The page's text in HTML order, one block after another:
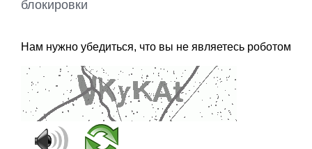
блокировки
Нам нужно убедиться, что вы не являетесь роботом